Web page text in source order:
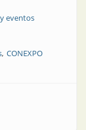
eventos
CONEXPO
| Jornadas